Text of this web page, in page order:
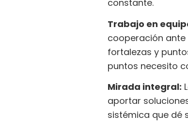
constante.
Trabajo en
cooperación
fortalezas y
puntos necesito
Mirada integral:
aportar
sistémica que dé